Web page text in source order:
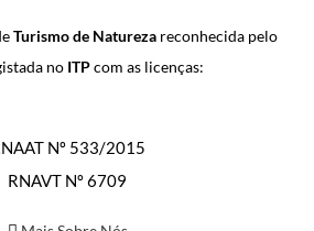
Turismo de Natureza reconhecida pelo
no ITPcom as licenças:
Nº 533/2015
RNAVT Nº 6709